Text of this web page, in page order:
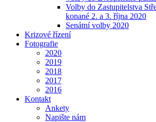
Volby do Zastupitelstva
konané 2. a 3. října 2020
Senátní volby 2020
Krizové řízení
Fotografie
2020
2019
2018
2017
2016
Kontakt
Ankety
Napište nám